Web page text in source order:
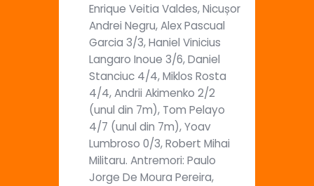
Enrique Veitia Valdes, Nicușor
Andrei Negru, Alex Pascual
Garcia 3/3, Haniel Vinicius
Langaro Inoue 3/6, Daniel
Stanciuc 4/4, Miklos Rosta
4/4, Andrii Akimenko 2/2
(unul din 7m), Tom Pelayo
4/7 (unul din 7m), Yoav
Lumbroso 0/3, Robert Mihai
Militaru. Antremori: Paulo
Jorge De Moura Pereira,